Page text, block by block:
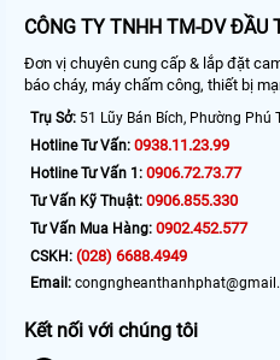
CÔNG TY TNHH TM-DV ĐẦU
Đơn vị chuyên cung cấp & lắp đặt
báo cháy, máy chấm công, thiết bị
Trụ Sở: 51 Lũy Bán Bích, Phường Phú
Hotline Tư Vấn: 0938.11.23.99
Hotline Tư Vấn 1: 0906.72.73.77
Tư Vấn Kỹ Thuật: 0906.855.330
Tư Vấn Mua Hàng: 0902.452.577
CSKH: (028) 6688.4949
Email:
Kết nối với chúng tôi